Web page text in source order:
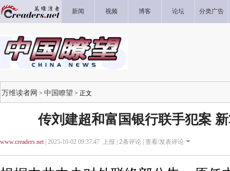
新闻 视频 博客 论坛 分类广告
万维读者网 > 中国瞭望 > 正文
传刘建超和富国银行联手犯案
www.creaders.net| 2025-10-02 09:37:47 上报 | 2条评论 | 查看/发表评论